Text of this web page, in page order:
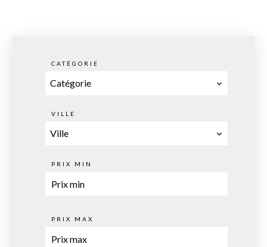
CATÉGORIE
Catégorie
VILLE
Ville
PRIX MIN
PRIX MAX